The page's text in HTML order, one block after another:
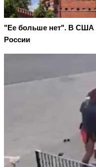
"Ее больше нет". В США
России